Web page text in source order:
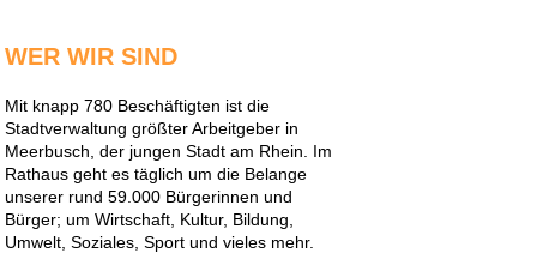
WER WIR SIND
Mit knapp 780 Beschäftigten ist die
Stadtverwaltung größter Arbeitgeber in
Meerbusch, der jungen Stadt am Rhein. Im
Rathaus geht es täglich um die Belange
unserer rund 59.000 Bürgerinnen und
Bürger; um Wirtschaft, Kultur, Bildung,
Umwelt, Soziales, Sport und vieles mehr.